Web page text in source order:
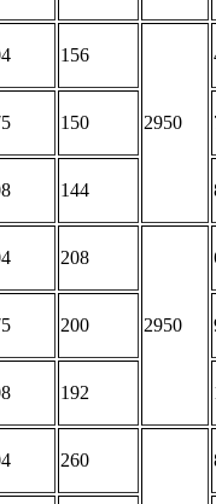
156
2950
150
144
208
2950
200
192
260